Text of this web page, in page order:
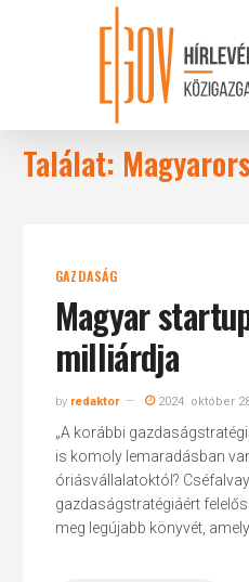
Találat:
GAZDASÁG
Magyar
milliárdja
by redaktor 2024. október
„A korábbi
is komoly lemaradásban
óriásvállalatoktól?
gazdaságstratégiáért
meg legújabb könyvét,